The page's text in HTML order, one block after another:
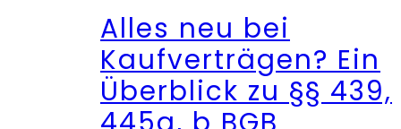
Alles neu bei
Kaufverträgen? Ein
Überblick zu §§ 439,